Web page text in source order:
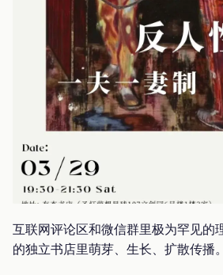
互联网评论区和微信群里极为罕见的
的独立书店里萌芽、生长、扩散传播。